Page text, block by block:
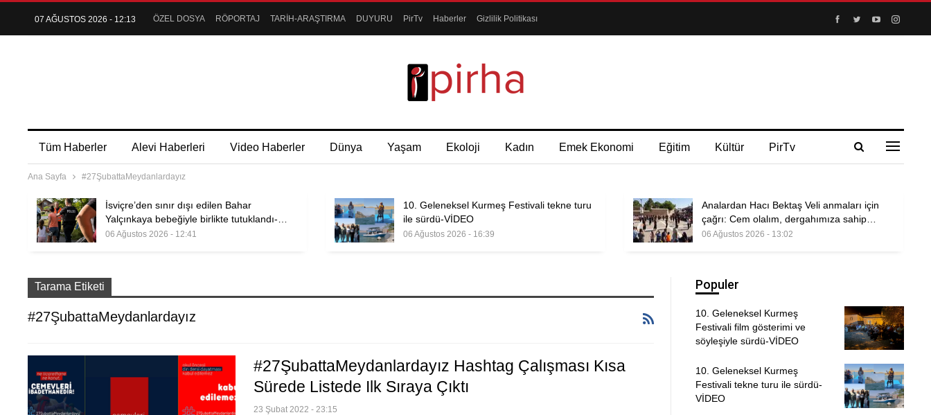
07 AĞUSTOS 2026 - 12:13 ÖZEL DOSYA RÖPORTAJ TARİH-ARAŞTIRMA DUYURU PirTv Haberler Gizlilik Politikası
Tüm Haberler Alevi Haberleri Video Haberler Dünya Yaşam Ekoloji Kadın Emek Ekonomi Eğitim Kültür PirTv
Ana Sayfa #27ŞubattaMeydanlardayız
İsviçre’den sınır dışı edilen Bahar
Yalçınkaya bebeğiyle birlikte tutuklandı-…
06 Ağustos 2026 - 12:41
10. Geleneksel Kurmeş Festivali tekne turu
ile sürdü-VİDEO
06 Ağustos 2026 - 16:39
Analardan Hacı Bektaş Veli anmaları için
çağrı: Cem olalım, dergahımıza sahip…
06 Ağustos 2026 - 13:02
Tarama Etiketi
#27ŞubattaMeydanlardayız
#27ŞubattaMeydanlardayız Hashtag Çalışması Kısa
Sürede Listede Ilk Sıraya Çıktı
23 Şubat 2022 - 23:15
Populer
10. Geleneksel Kurmeş
Festivali film gösterimi ve
söyleşiyle sürdü-VİDEO
10. Geleneksel Kurmeş
Festivali tekne turu ile sürdü-
VİDEO